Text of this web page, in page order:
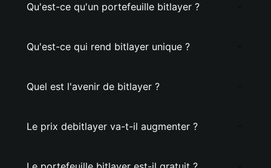
Qu'est-ce qu'un portefeuille bitlayer ?
Qu'est-ce qui rend bitlayer unique ?
Quel est l'avenir de bitlayer ?
Le prix debitlayer va-t-il augmenter ?